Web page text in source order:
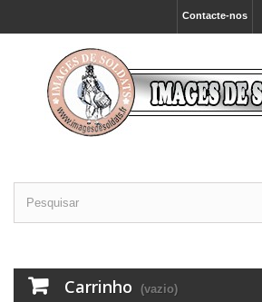
Contacte-nos
Carrinho (vazio)